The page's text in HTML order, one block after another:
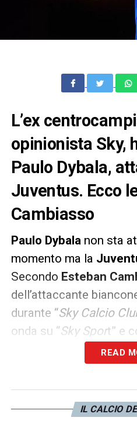
L’ex
opinionista Sky,
Paulo Dybala,
Juventus. Ecco
Cambiasso
Paulo Dybala non sta
momento ma la
Secondo Esteban
dell’attaccante
durante “Sky Calcio
onda su “Sky Sport” e
Caressa. L’argentino
per la reazione della
Paulo per il suo
parlato apertamente
READ
IL CALCIO